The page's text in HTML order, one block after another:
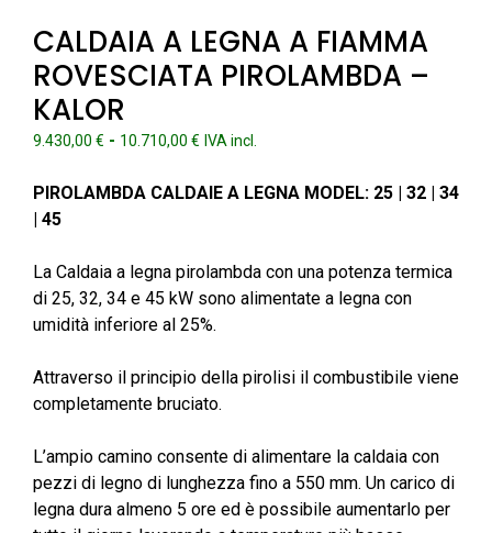
CALDAIA A LEGNA A FIAMMA
ROVESCIATA PIROLAMBDA –
KALOR
9.430,00 € - 10.710,00 € Fascia
prezzo:
a
10.710,00 €
IVA incl.
PIROLAMBDA CALDAIE A LEGNA MODEL: 25 | 32 | 34
| 45
La Caldaia a legna pirolambda con una potenza termica
di 25, 32, 34 e 45 kW sono alimentate a legna con
umidità inferiore al 25%.
Attraverso il principio della pirolisi il combustibile viene
completamente bruciato.
L’ampio camino consente di alimentare la caldaia con
pezzi di legno di lunghezza fino a 550 mm. Un carico di
legna dura almeno 5 ore ed è possibile aumentarlo per